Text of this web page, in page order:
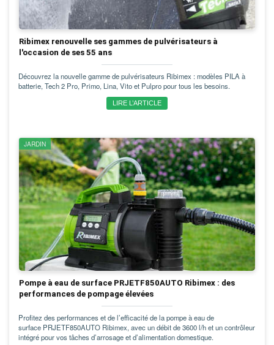
Ribimex renouvelle ses gammes de pulvérisateurs à
l'occasion de ses 55 ans
Découvrez la nouvelle gamme de pulvérisateurs Ribimex : modèles PILA à
batterie, Tech 2 Pro, Primo, Lina, Vito et Pulpro pour tous les besoins.
LIRE L’ARTICLE
JARDIN
Pompe à eau de surface PRJETF850AUTO Ribimex : des
performances de pompage élevées
Profitez des performances et de l’efficacité de la pompe à eau de
surface PRJETF850AUTO Ribimex, avec un débit de 3600 l/h et un contrôleur
intégré pour vos tâches d’arrosage et d’alimentation domestique.